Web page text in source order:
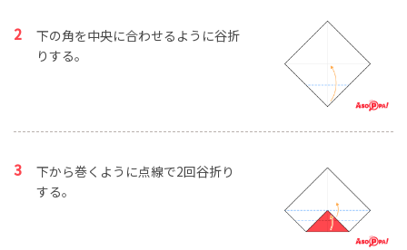
下の角を中央に合わせるように谷折
りする。
下から巻くように点線で2回谷折り
する。